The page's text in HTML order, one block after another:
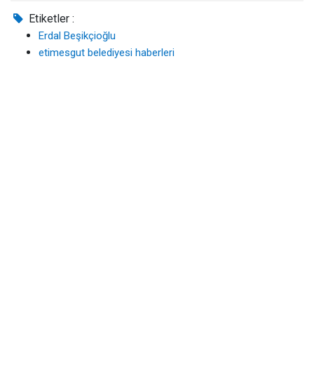
Etiketler :
Erdal Beşikçioğlu
etimesgut belediyesi haberleri